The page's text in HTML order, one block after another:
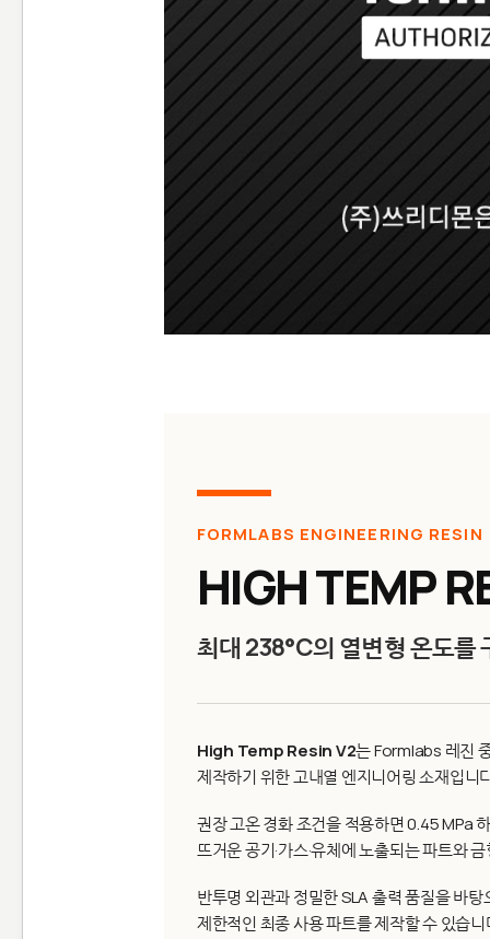
FORMLABS ENGINEERING RESIN
HIGH TEMP
최대 238°C의 열변형 온도를
High Temp Resin V2는 Formlabs 레진
제작하기 위한 고내열 엔지니어링 소재입니
권장 고온 경화 조건을 적용하면 0.45 MPa
뜨거운 공기·가스·유체에 노출되는 파트와
반투명 외관과 정밀한 SLA 출력 품질을 바
제한적인 최종 사용 파트를 제작할 수 있습니